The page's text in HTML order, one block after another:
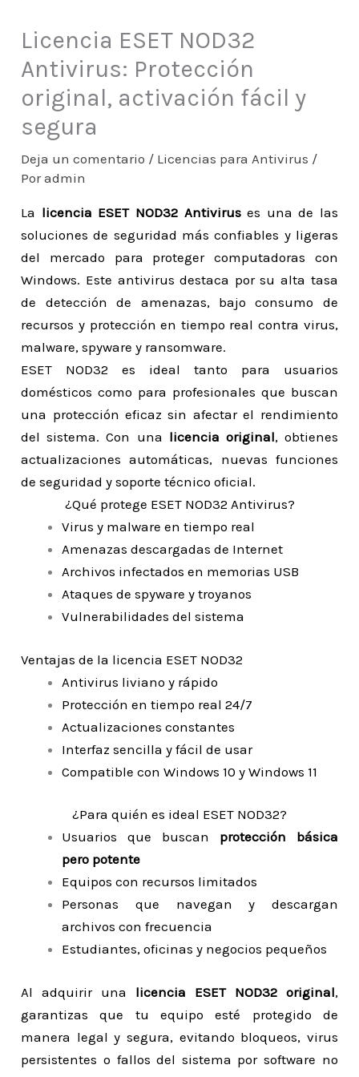
Licencia ESET NOD32
Antivirus: Protección
original, activación fácil y
segura
Deja un comentario / Licencias para Antivirus /
Poradmin
La licencia ESET NOD32 Antiviruses una de las
soluciones de seguridad más confiables y ligeras
del mercado para proteger computadoras con
Windows. Este antivirus destaca por su alta tasa
de detección de amenazas, bajo consumo de
recursos y protección en tiempo real contra virus,
malware, spyware y ransomware.
ESET NOD32 es ideal tanto para usuarios
domésticos como para profesionales que buscan
una protección eficaz sin afectar el rendimiento
del sistema. Con una licencia original, obtienes
actualizaciones automáticas, nuevas funciones
de seguridad y soporte técnico oficial.
¿Qué protege ESET NOD32 Antivirus?
Virus y malware en tiempo real
Amenazas descargadas de Internet
Archivos infectados en memorias USB
Ataques de spyware y troyanos
Vulnerabilidades del sistema
Ventajas de la licencia ESET NOD32
Antivirus liviano y rápido
Protección en tiempo real 24/7
Actualizaciones constantes
Interfaz sencilla y fácil de usar
Compatible con Windows 10 y Windows 11
¿Para quién es ideal ESET NOD32?
Usuarios que buscan protección básica
pero potente
Equipos con recursos limitados
Personas que navegan y descargan
archivos con frecuencia
Estudiantes, oficinas y negocios pequeños
Al adquirir una licencia ESET NOD32 original,
garantizas que tu equipo esté protegido de
manera legal y segura, evitando bloqueos, virus
persistentes o fallos del sistema por software no